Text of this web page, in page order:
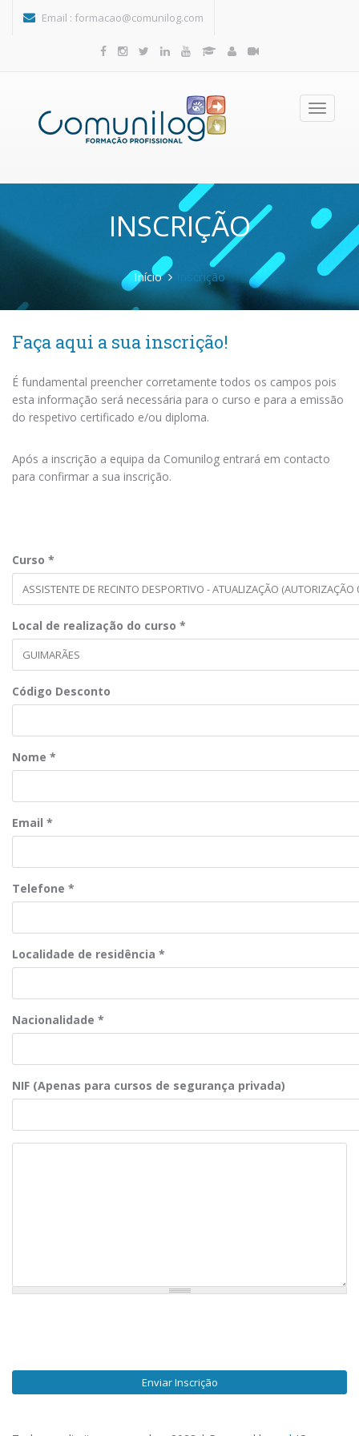
Email : formacao@comunilog.com
Toggle
INSCRIÇÃO
Início Inscrição
Faça aqui a sua inscrição!
É fundamental preencher corretamente todos os campos pois
esta informação será necessária para o curso e para a emissão
do respetivo certificado e/ou diploma.
Após a inscrição a equipa da Comunilog entrará em contacto
para confirmar a sua inscrição.
Curso *
Local de realização do curso *
Código Desconto
Nome *
Email *
Telefone *
Localidade de residência *
Nacionalidade *
NIF (Apenas para cursos de segurança privada)
Enviar Inscrição